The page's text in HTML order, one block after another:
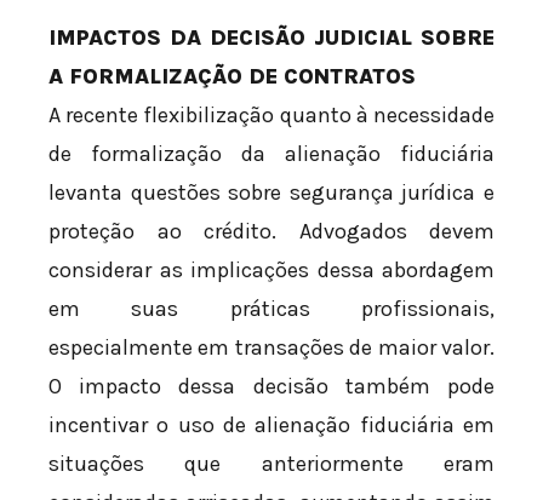
IMPACTOS DA DECISÃO JUDICIAL SOBRE
A FORMALIZAÇÃO DE CONTRATOS
A recente flexibilização quanto à necessidade
de formalização da alienação fiduciária
levanta questões sobre segurança jurídica e
proteção ao crédito. Advogados devem
considerar as implicações dessa abordagem
em suas práticas profissionais,
especialmente em transações de maior valor.
O impacto dessa decisão também pode
incentivar o uso de alienação fiduciária em
situações que anteriormente eram